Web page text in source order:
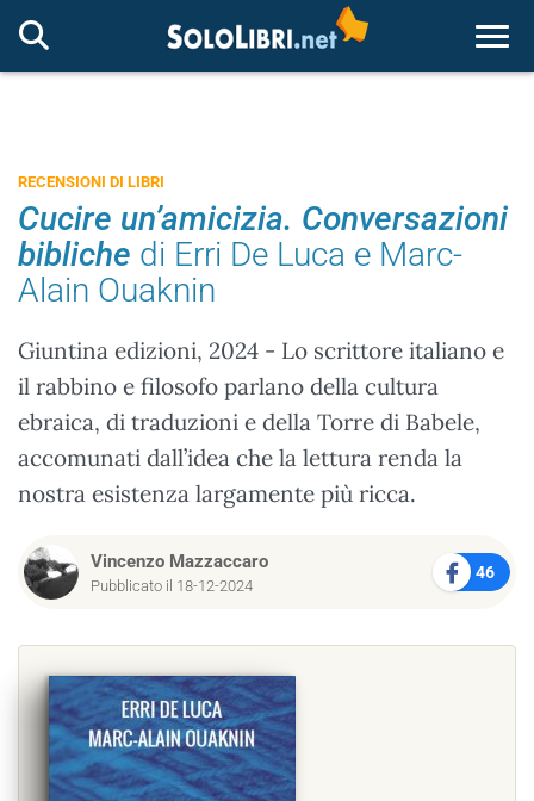
RECENSIONI DI LIBRI
Cucire un’amicizia. Conversazioni
bibliche di Erri De Luca e Marc-
Alain Ouaknin
Giuntina edizioni, 2024 - Lo scrittore italiano e
il rabbino e filosofo parlano della cultura
ebraica, di traduzioni e della Torre di Babele,
accomunati dall’idea che la lettura renda la
nostra esistenza largamente più ricca.
Vincenzo Mazzaccaro
Pubblicato il 18-12-2024
46